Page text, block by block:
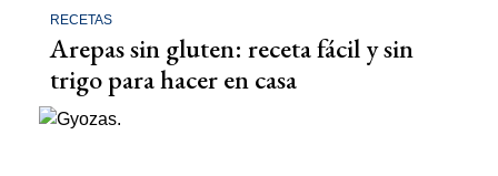
RECETAS
Arepas sin gluten: receta fácil y sin
trigo para hacer en casa